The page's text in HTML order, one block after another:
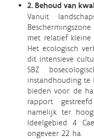
2. Behoud van
Vanuit
met relatief kleine
Het ecologisch
dit intensieve
SBZ
instandhouding te
bieden voor de
rapport
namelijk ter
(deelgebied 4
ongeveer 22 ha.